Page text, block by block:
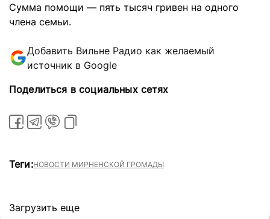
Сумма помощи — пять тысяч гривен на одного
члена семьи.
Добавить Вильне Радио как желаемый
источник в Google
Поделиться в социальных сетях
Теги:НОВОСТИ МИРНЕНСКОЙ ГРОМАДЫ
Загрузить еще